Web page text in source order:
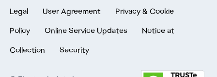
Legal User Agreement
Privacy & Cookie
Policy
Online Service Updates
Notice at
Collection
Security